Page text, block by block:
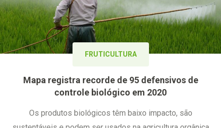
FRUTICULTURA
Mapa registra recorde de 95 defensivos de
controle biológico em 2020
Os produtos biológicos têm baixo impacto, são